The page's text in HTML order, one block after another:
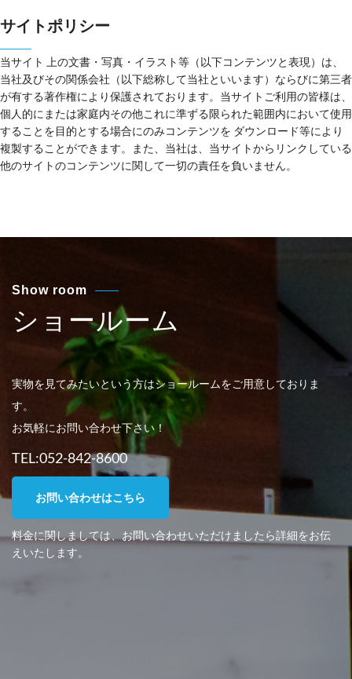
サイトポリシー
当サイト 上の文書・写真・イラスト等（以下コンテンツと表現）は、
当社及びその関係会社（以下総称して当社といいます）ならびに第三者
が有する著作権により保護されております。当サイトご利用の皆様は、
個人的にまたは家庭内その他これに準ずる限られた範囲内において使用
することを目的とする場合にのみコンテンツを ダウンロード等により
複製することができます。また、当社は、当サイトからリンクしている
他のサイトのコンテンツに関して一切の責任を負いません。
Show room
ショールーム
実物を見てみたいという方はショールームをご用意しておりま
す。
お気軽にお問い合わせ下さい！
TEL:052-842-8600
お問い合わせはこちら
料金に関しましては、お問い合わせいただけましたら詳細をお伝
えいたします。